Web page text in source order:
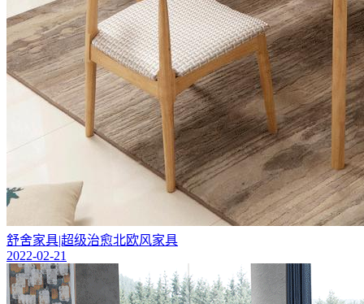
舒舍家具|超级治愈北欧风家具
2022-02-21